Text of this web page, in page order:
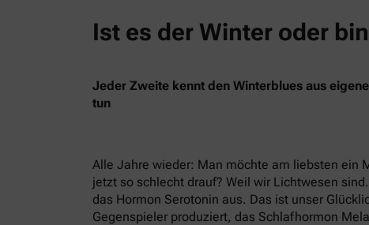
Ist es der Winter oder
Jeder Zweite kennt den Winterblues aus
tun
Alle Jahre wieder: Man möchte am liebsten ein
jetzt so schlecht drauf? Weil wir Lichtwesen
das Hormon Serotonin aus. Das ist unser
Gegenspieler produziert, das Schlafhormon